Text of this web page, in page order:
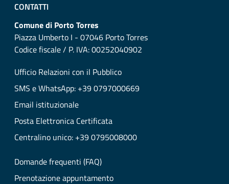
CONTATTI
Comune di Porto Torres
Piazza Umberto I - 07046 Porto Torres
Codice fiscale / P. IVA: 00252040902
Ufficio Relazioni con il Pubblico
SMS e WhatsApp: +39 0797000669
Email istituzionale
Posta Elettronica Certificata
Centralino unico: +39 0795008000
Domande frequenti (FAQ)
Prenotazione appuntamento